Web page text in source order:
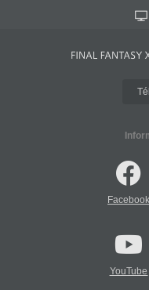
Facebook
YouTube